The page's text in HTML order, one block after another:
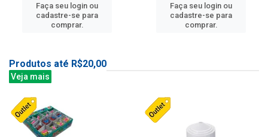
Faça seu login ou
cadastre-se para
comprar.
Faça seu login ou
cadastre-se para
comprar.
Produtos até R$20,00
Veja mais